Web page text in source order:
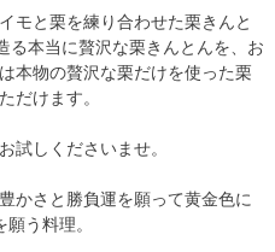
モと栗を練り合わせた栗きんと
る本当に贅沢な栗きんとんを、お
本物の贅沢な栗だけを使った栗
だけます。
試しくださいませ。
かさと勝負運を願って黄金色に
う料理。